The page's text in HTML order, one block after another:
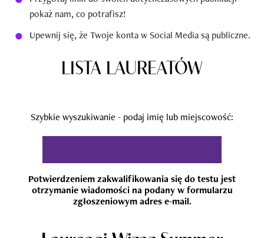
pokaż nam, co potrafisz!
Upewnij się, że Twoje konta w Social Media są publiczne.